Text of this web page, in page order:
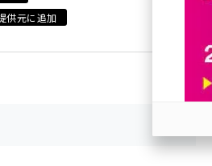
供元に追加
参